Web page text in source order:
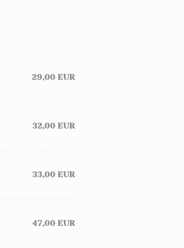
29,00 EUR
32,00 EUR
33,00 EUR
47,00 EUR